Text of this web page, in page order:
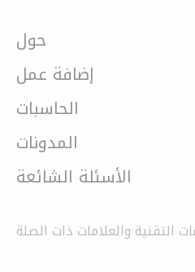
حول
إضافة عمل
الحاسبات
المدونات
الأسئلة الشائعة
التقنية والعلامات ذات الصلة